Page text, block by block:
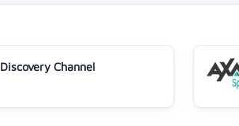
Discovery Channel